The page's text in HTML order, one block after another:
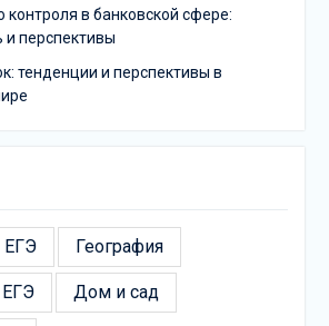
контроля в банковской сфере:
перспективы
тенденции и перспективы в
ЕГЭ География
Дом и сад